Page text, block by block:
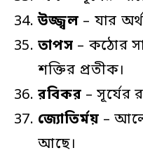
উজ্জ্বল – যার
তাপস – কঠোর
শক্তির প্রতীক।
রবিকর – সূর্যের
জ্যোতির্ময় –
আছে।